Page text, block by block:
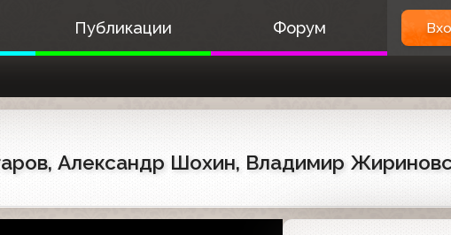
Публикации Форум
Александр Шохин, Владимир